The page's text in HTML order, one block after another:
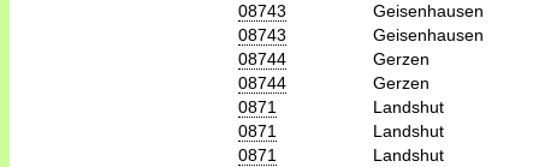
08743
Geisenhausen
08743
Geisenhausen
08744
Gerzen
08744
Gerzen
0871
Landshut
0871
Landshut
0871
Landshut